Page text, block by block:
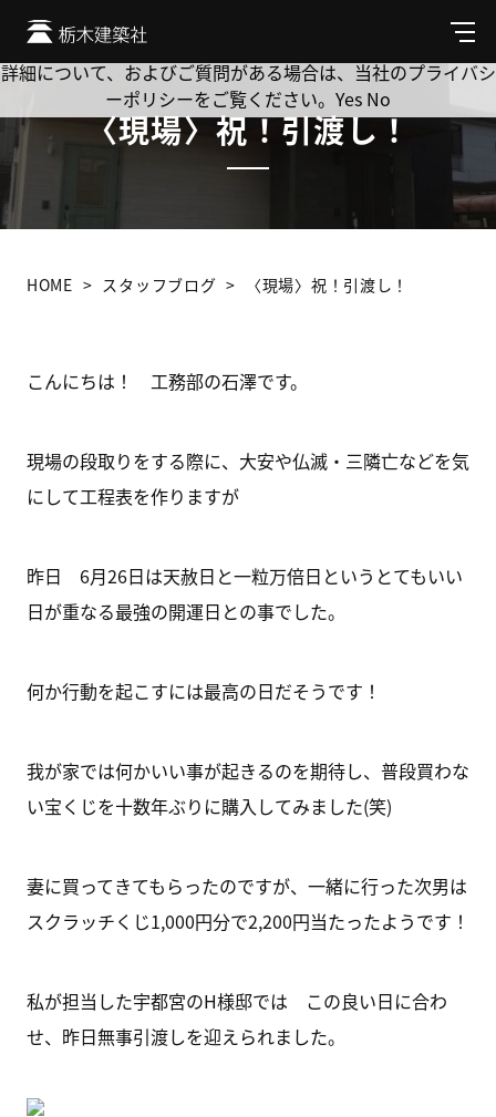
メ
ニ
ュ
〈現場〉祝！引渡し！
HOME スタッフブログ 〈現場〉祝！引渡し！
こんにちは！ 工務部の石澤です。
現場の段取りをする際に、大安や仏滅・三隣亡などを気
にして工程表を作りますが
昨日 6月26日は天赦日と一粒万倍日というとてもいい
日が重なる最強の開運日との事でした。
何か行動を起こすには最高の日だそうです！
我が家では何かいい事が起きるのを期待し、普段買わな
い宝くじを十数年ぶりに購入してみました(笑)
妻に買ってきてもらったのですが、一緒に行った次男は
スクラッチくじ1,000円分で2,200円当たったようです！
私が担当した宇都宮のH様邸では この良い日に合わ
せ、昨日無事引渡しを迎えられました。
Cookie を使用して、お客様の活動を追跡してもよろしいです
か? 当社ではお客様のプライバシーを極めて重視しています。
詳細について、およびご質問がある場合は、当社のプライバシ
ーポリシーをご覧ください。 Yes No